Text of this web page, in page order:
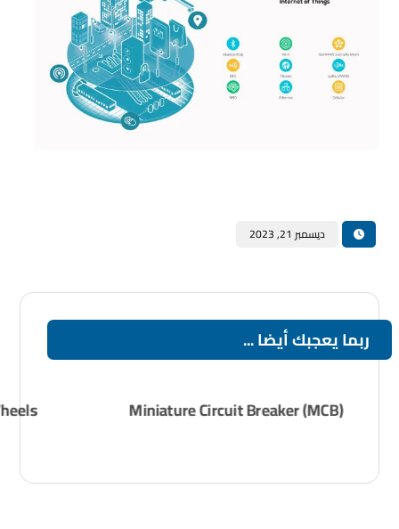
ديسمبر 21, 2023
ربما يعجبك أيضا ...
Miniature Circuit Breaker (MCB)